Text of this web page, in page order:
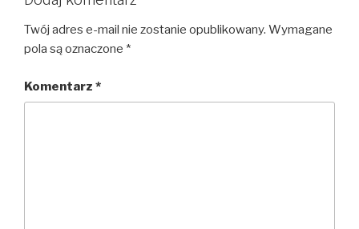
Twój adres e-mail nie zostanie opublikowany. Wymagane
pola są oznaczone *
Komentarz *